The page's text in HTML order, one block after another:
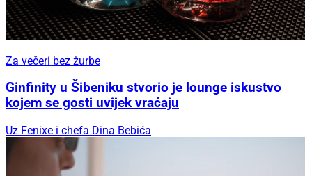
Za večeri bez žurbe
Ginfinity u Šibeniku stvorio je lounge iskustvo
kojem se gosti uvijek vraćaju
Uz Fenixe i chefa Dina Bebića